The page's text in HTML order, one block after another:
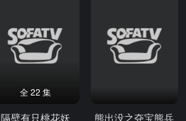
全 22 集
隔壁有只桃花妖 熊出没之夺宝熊兵